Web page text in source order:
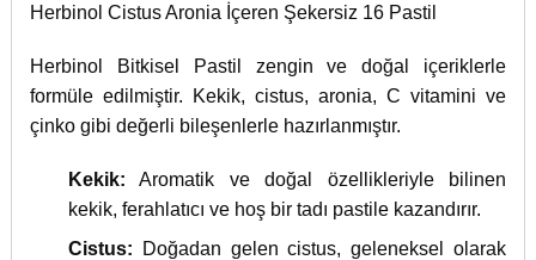
Herbinol Cistus Aronia İçeren Şekersiz 16 Pastil
Herbinol Bitkisel Pastil zengin ve doğal içeriklerle
formüle edilmiştir. Kekik, cistus, aronia, C vitamini ve
çinko gibi değerli bileşenlerle hazırlanmıştır.
Kekik: Aromatik ve doğal özellikleriyle bilinen
kekik, ferahlatıcı ve hoş bir tadı pastile kazandırır.
Cistus: Doğadan gelen cistus, geleneksel olarak